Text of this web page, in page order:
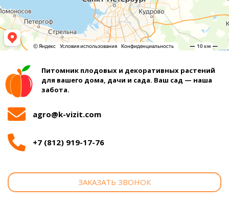
Питомник плодовых и декоративных растений
для вашего дома, дачи и сада. Ваш сад — наша
забота.
agro@k-vizit.com
+7 (812) 919-17-76
ЗАКАЗАТЬ ЗВОНОК